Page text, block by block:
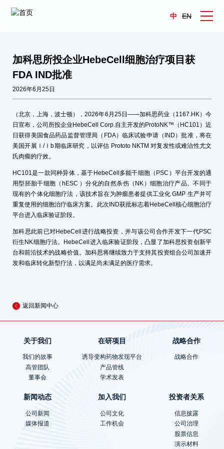
中 EN
加科思所投企业HebeCell细胞治疗项目获
FDA IND批准
2026年6月25日
（北京，上海，波士顿），2026年6月25日——加科思药业（1167.HK）今
日宣布，公司所投企业HebeCell Corp.自主开发的ProtoNK™（HC101）近
日获得美国食品药品监督管理局（FDA）临床试验申请（IND）批准，将在
美国开展Ⅰ/Ⅰb期临床研究，以评估 Prototo NKTM 对复发性或难治性尤文
氏肉瘤的疗效。
HC101是一款同种异体，基于HebeCell多能干细胞（PSC）平台开发的通
用型胚胎干细胞（hESC ）分化的自然杀伤（NK）细胞治疗产品。不同于
现有的个体化细胞疗法，该技术旨在为肿瘤患者提供工业化 GMP 生产并可
重复使用的细胞治疗临床方案。此次IND获批标志着HebeCell核心细胞治疗
平台进入临床验证阶段。
加科思此前已对HebeCell进行战略投资，并与该公司合作开发下一代PSC
衍生NK细胞疗法。HebeCell进入临床验证阶段，凸显了加科思投资创新平
台和前沿技术的战略价值。加科思将继续致力于支持其投资组合公司加速开
发和临床转化新型疗法，以满足尚未满足的医疗需求。
返回新闻中心
关于我们
我们的故事
高管团队
董事会
在研项目
诱导变构药物发现平台
产品管线
学术发表
战略合作
战略合作
新闻动态
公司新闻
媒体报道
加入我们
公司文化
工作机会
投资者关系
信息披露
公司治理
股票信息
演示材料